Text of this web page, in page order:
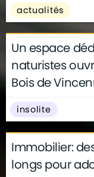
actualités
Un espace
naturistes
Bois de
insolite
Immobilier:
longs pour